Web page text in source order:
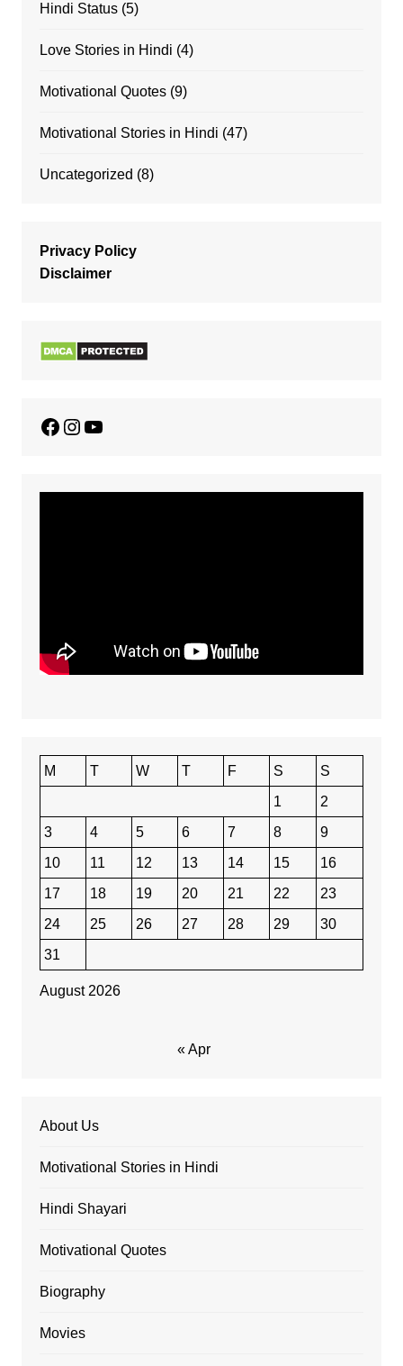
Hindi Status(5)
Love Stories in Hindi (4)
Motivational Quotes(9)
Motivational Stories in Hindi (47)
Uncategorized (8)
Privacy Policy
Disclaimer
Facebook
Instagram
YouTube
August 2026
M T W T F S
S
1
2
3
4 5 6 7 8
9
10
11 12 13 14 15
16
17
18 19 20 21 22
23
24
25 26 27 28 29
30
31
« Apr
About Us
Motivational Stories in Hindi
Hindi Shayari
Motivational Quotes
Biography
Movies